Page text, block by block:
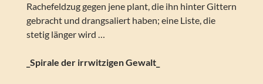
Rachefeldzug gegen jene plant, die ihn hinter Gittern
gebracht und drangsaliert haben; eine Liste, die
stetig länger wird …
_Spirale der irrwitzigen Gewalt_